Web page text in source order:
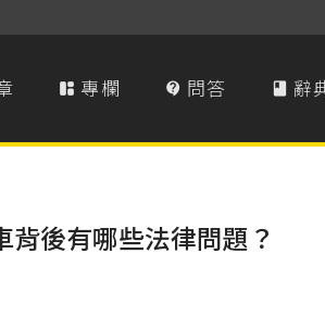
 專欄  問答  辭
後有哪些法律問題？